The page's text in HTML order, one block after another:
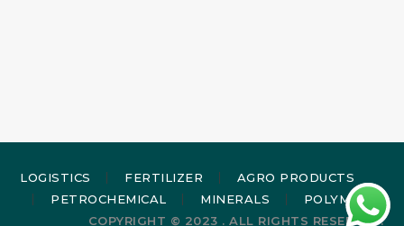
LOGISTICS FERTILIZER
AGRO PRODUCTS
PETROCHEMICAL
MINERALS
POLYMERS
COPYRIGHT © 2023 . ALL RIGHTS RESERVED.